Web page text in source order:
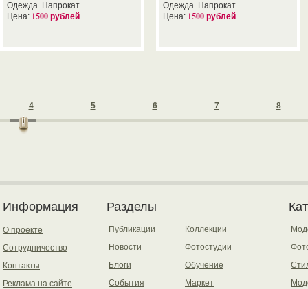
Одежда. Напрокат.
Цена: 1500 рублей
Одежда. Напрокат.
Цена: 1500 рублей
4 5 6 7 8
Информация
О проекте
Сотрудничество
Контакты
Реклама на сайте
Разделы
Публикации
Новости
Блоги
События
Коллекции
Фотостудии
Обучение
Маркет